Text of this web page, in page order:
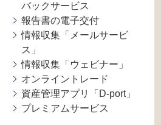
バックサービス
報告書の電子交付
情報収集「メールサービ
ス」
情報収集「ウェビナー」
オンライントレード
資産管理アプリ「D-port」
プレミアムサービス